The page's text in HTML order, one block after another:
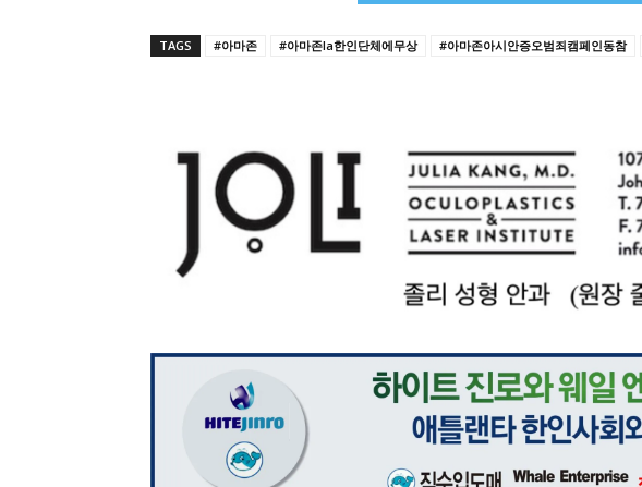
TAGS #아마존 #아마존la한인단체에무상 #아마존아시안증오범죄캠페인동참